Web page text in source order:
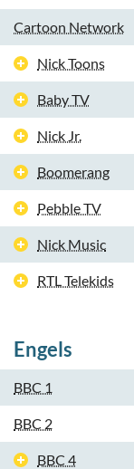
Cartoon Network
Nick Toons
Baby TV
Nick Jr.
Boomerang
Pebble TV
Nick Music
RTL Telekids
Engels
BBC 1
BBC 2
BBC 4